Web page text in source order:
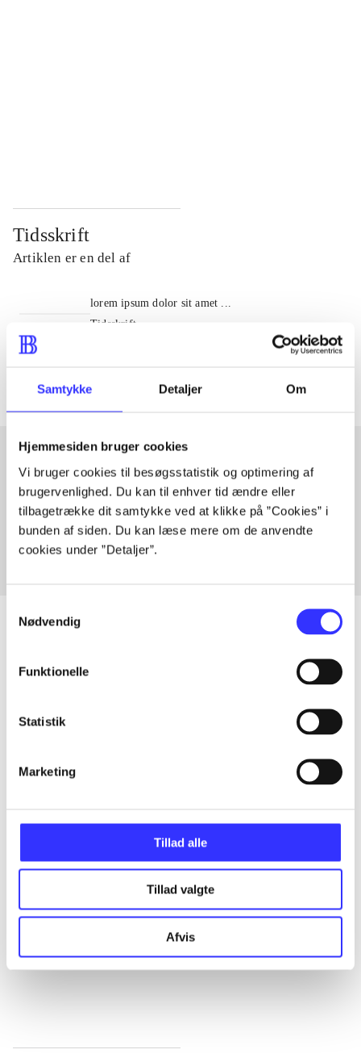
Samtykke Detaljer Om
Hjemmesiden bruger cookies
Vi bruger cookies til besøgsstatistik og optimering af
brugervenlighed. Du kan til enhver tid ændre eller
tilbagetrække dit samtykke ved at klikke på ”Cookies” i
bunden af siden. Du kan læse mere om de anvendte
cookies under ”Detaljer”.
Nødvendig
Funktionelle
Statistik
Marketing
Tillad alle
Tillad valgte
Afvis
Tidsskrift
Artiklen er en del af
lorem ipsum dolor sit amet ...
Tidsskrift
Artiklerne i
Artikler med samme emner
Fra
Artikler